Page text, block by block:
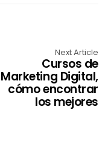
Next Article
Cursos de
Marketing Digital,
cómo encontrar
los mejores